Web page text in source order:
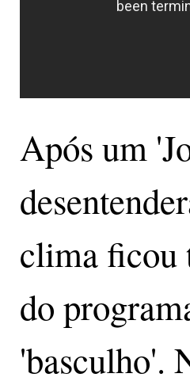
Após um
clima ficou
do
'basculho'.